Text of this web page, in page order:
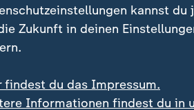
dauern wird."
kannst du
Zukunft in deinen
findest du das Impressum.
Informationen findest du in